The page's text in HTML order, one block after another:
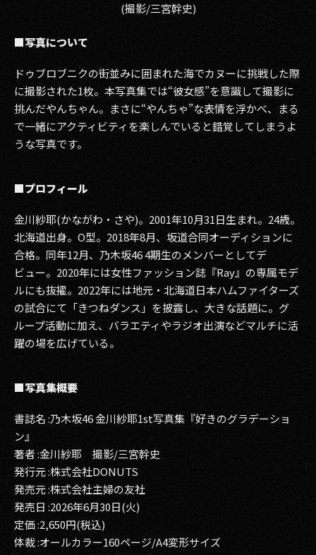
2021
2019
2018
2017
2014
2013
2012
2011
(撮影/三宮幹史)
■写真について
ドゥブロブニクの街並みに囲まれた海でカヌーに挑戦した際
に撮影された1枚。本写真集では“彼女感”を意識して撮影に
挑んだやんちゃん。まさに“やんちゃ”な表情を浮かべ、まる
で一緒にアクティビティを楽しんでいると錯覚してしまうよ
うな写真です。
■プロフィール
金川紗耶(かながわ・さや)。2001年10月31日生まれ。24歳。
北海道出身。O型。2018年8月、坂道合同オーディションに
合格。同年12月、乃木坂46 4期生のメンバーとしてデ
ビュー。2020年には女性ファッション誌『Ray』の専属モデ
ルにも抜擢。2022年には地元・北海道日本ハムファイターズ
の試合にて「きつねダンス」を披露し、大きな話題に。グ
ループ活動に加え、バラエティやラジオ出演などマルチに活
躍の場を広げている。
■写真集概要
書誌名 :乃木坂46 金川紗耶1st写真集『好きのグラデーショ
ン』
著者 :金川紗耶 撮影/三宮幹史
発行元 :株式会社DONUTS
発売元 :株式会社主婦の友社
発売日 :2026年6月30日(火)
定価 :2,650円(税込)
体裁 :オールカラー160ページ/A4変形サイズ